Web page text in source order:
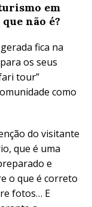
em
não é?
fica na
os seus
tour”
como
do visitante
que é uma
e
o que é correto
fotos… E